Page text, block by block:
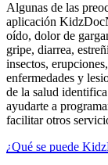
Algunas de las
aplicación
oído, dolor de
gripe, diarrea,
insectos,
enfermedades y
de la salud
ayudarte a
facilitar otros
¿Qué se puede